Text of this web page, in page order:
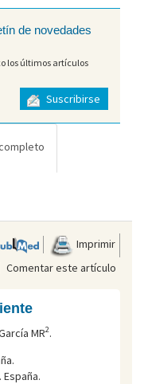
de novedades
los últimos artículos
Suscribirse
Imprimir
Comentar este artículo
MR2.